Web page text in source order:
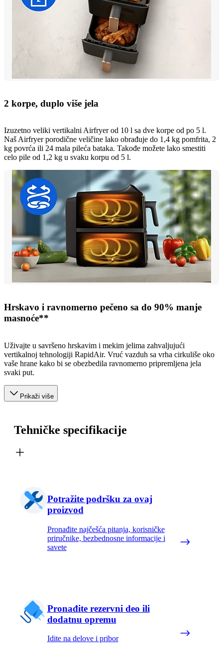
2 korpe, duplo više jela
Izuzetno veliki vertikalni Airfryer od 10 l sa dve korpe od po 5 l.
Naš Airfryer porodične veličine lako obrađuje do 1,4 kg pomfrita, 2
kg povrća ili 24 mala pileća bataka. Takođe možete lako smestiti
celo pile od 1,2 kg u svaku korpu od 5 l.
Hrskavo i ravnomerno pečeno sa do 90% manje
masnoće**
Uživajte u savršeno hrskavim i mekim jelima zahvaljujući
vertikalnoj tehnologiji RapidAir. Vruć vazduh sa vrha cirkuliše oko
vaše hrane kako bi se obezbedila ravnomerno pripremljena jela
svaki put.
Prikaži više
Tehničke specifikacije
Potražite podršku za ovaj
proizvod
Pronađite najčešća pitanja, korisničke
priručnike, bezbednosne informacije i
savete
Pronađite rezervni deo ili
dodatnu opremu
Idite na delove i pribor